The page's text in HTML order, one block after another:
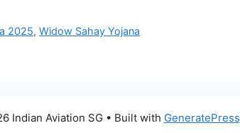
2025,Widow Sahay Yojana
Indian Aviation SG• Built with GeneratePress